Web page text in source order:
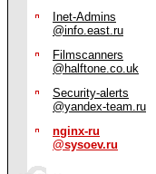
Inet-Admins
@info.east.ru
Filmscanners
@halftone.co.uk
Security-alerts
@yandex-team.ru
nginx-ru
@sysoev.ru